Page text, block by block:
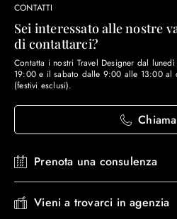
CONTATTI
Sei interessato alle nostre
di contattarci?
Contatta i nostri Travel Designer dal
19:00 e il sabato dalle 9:00 alle 13:00 al
(festivi esclusi).
Prenota una consulenza
Vieni a trovarci in agenzia